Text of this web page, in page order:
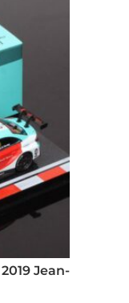
Jean-